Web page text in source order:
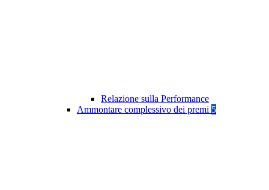
Relazione sulla Performance
Ammontare complessivo dei premi 5